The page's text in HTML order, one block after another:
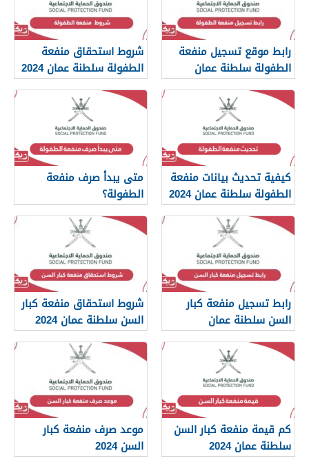
رابط موقع تسجيل منفعة
الطفولة سلطنة عمان
spf.gov.om
شروط استحقاق منفعة
الطفولة سلطنة عمان 2024
كيفية تحديث بيانات منفعة
الطفولة سلطنة عمان 2024
متى يبدأ صرف منفعة
الطفولة؟
رابط تسجيل منفعة كبار
السن سلطنة عمان
spf.gov.om
شروط استحقاق منفعة كبار
السن سلطنة عمان 2024
كم قيمة منفعة كبار السن
سلطنة عمان 2024
موعد صرف منفعة كبار
السن 2024